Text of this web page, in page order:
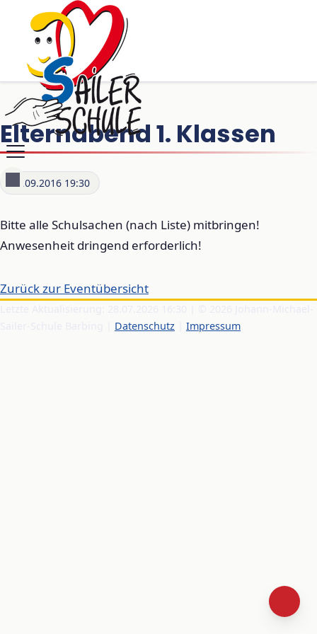
Elternabend 1. Klassen
12.09.2016 19:30
Bitte alle Schulsachen (nach Liste) mitbringen!
Anwesenheit dringend erforderlich!
Zurück zur Eventübersicht
Datenschutz Impressum